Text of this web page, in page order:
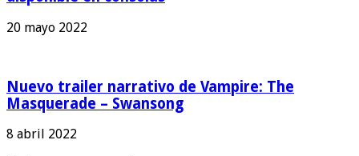
20 mayo 2022
Nuevo trailer narrativo de Vampire: The
Masquerade – Swansong
8 abril 2022